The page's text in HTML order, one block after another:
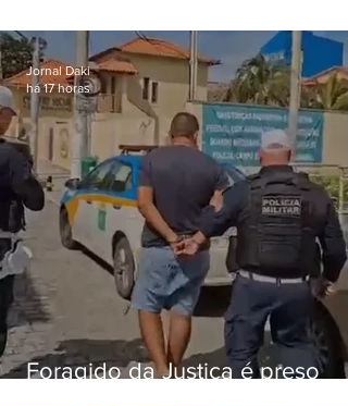
o Comando Vermelho
Foragido da Justiça é preso
Jornal Daki
há 17 horas